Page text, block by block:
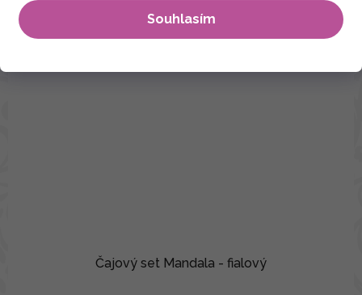
Souhlasím
Čajový set Mandala - fialový